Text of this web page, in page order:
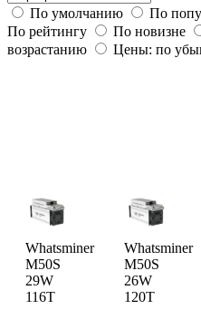
По умолчанию
По
По рейтингу
По новизне
возрастанию
Цены: по
Whatsminer
M50S
29W
116T
Whatsminer
M50S
26W
120T